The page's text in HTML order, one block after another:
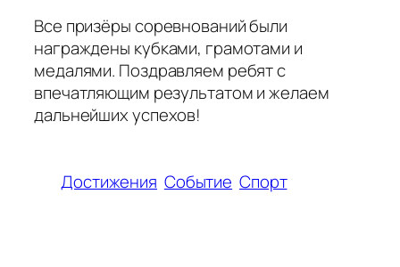
Все призёры соревнований были
награждены кубками, грамотами и
медалями. Поздравляем ребят с
впечатляющим результатом и желаем
дальнейших успехов!
Достижения Событие Спорт